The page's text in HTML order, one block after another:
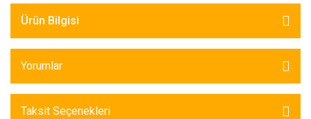
Ürün Bilgisi
Yorumlar
Taksit Seçenekleri